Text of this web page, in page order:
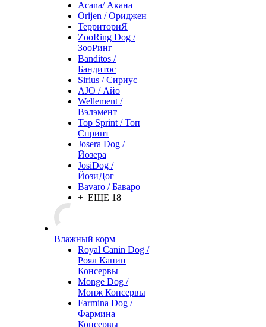
Acana/ Акана
Orijen / Ориджен
ТерриториЯ
ZooRing Dog /
ЗооРинг
Banditos /
Бандитос
Sirius / Сириус
AJO / Айо
Wellement /
Вэлэмент
Top Sprint / Топ
Спринт
Josera Dog /
Йозера
JosiDog /
ЙозиДог
Bavaro / Баваро
+ ЕЩЕ 18
Влажный корм
Royal Canin Dog /
Роял Канин
Консервы
Monge Dog /
Монж Консервы
Farmina Dog /
Фармина
Консервы